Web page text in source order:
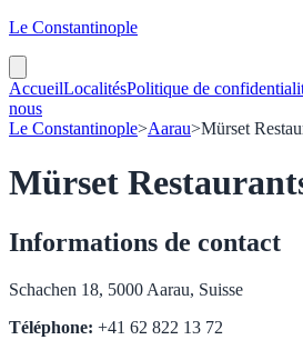
Le Constantinople
AccueilLocalitésPolitique de
nous
Le Constantinople>Aarau>Mürset
Mürset
Informations de contact
Schachen 18, 5000 Aarau, Suisse
Téléphone: +41 62 822 13 72